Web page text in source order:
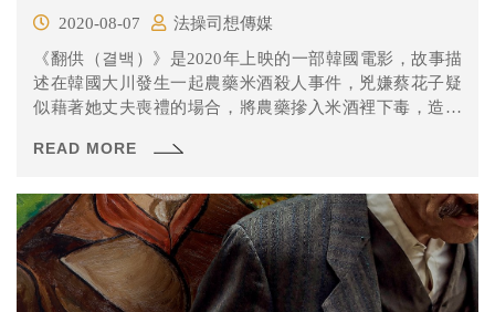
2020-08-07
法操司想傳媒
《翻供（결백）》是2020年上映的一部韓國電影，故事描
述在韓國大川發生一起農藥米酒殺人事件，兇嫌蔡花子疑
似藉著她丈夫喪禮的場合，將農藥摻入米酒裡下毒，造成
安貞仁是在首爾執業的律師，已離家多年的安律師，因母
READ MORE